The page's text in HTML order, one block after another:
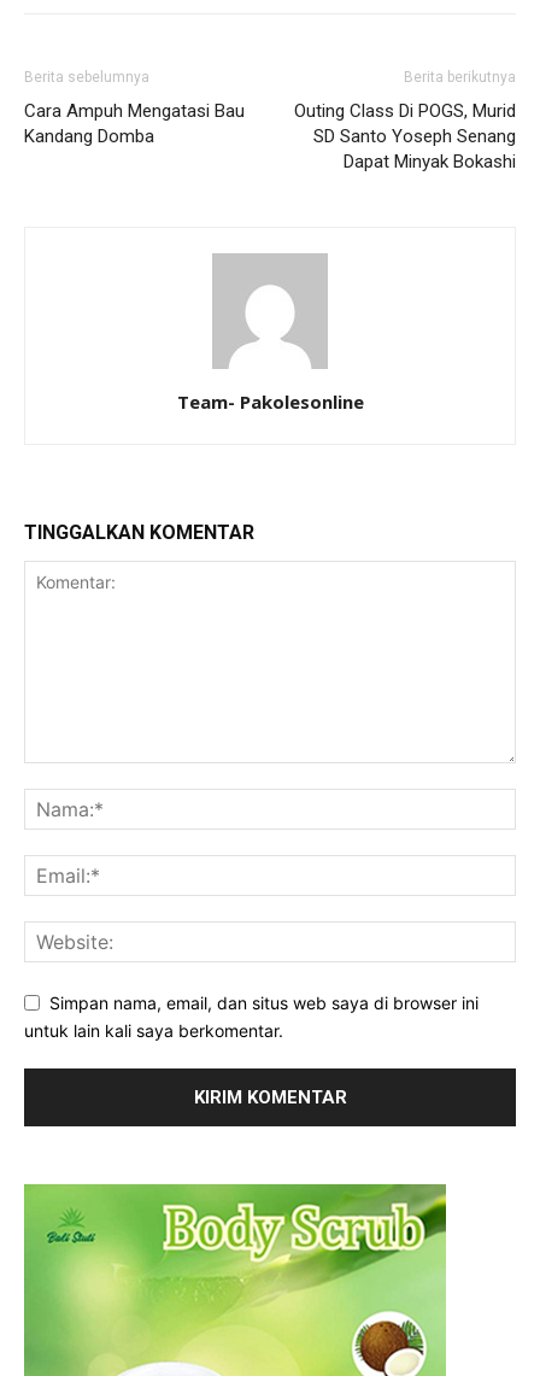
Berita sebelumnya
Cara Ampuh Mengatasi Bau
Kandang Domba
Berita berikutnya
Outing Class Di POGS, Murid
SD Santo Yoseph Senang
Dapat Minyak Bokashi
Team- Pakolesonline
TINGGALKAN KOMENTAR
Simpan nama, email, dan situs web saya di browser ini
untuk lain kali saya berkomentar.